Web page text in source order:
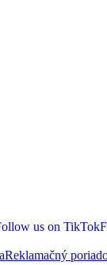
us on TikTok
Reklamačný